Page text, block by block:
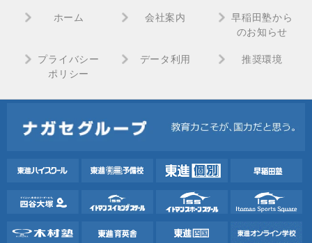
ホーム 会社案内
早稲田塾から
のお知らせ
プライバシー
ポリシー
データ利用 推奨環境